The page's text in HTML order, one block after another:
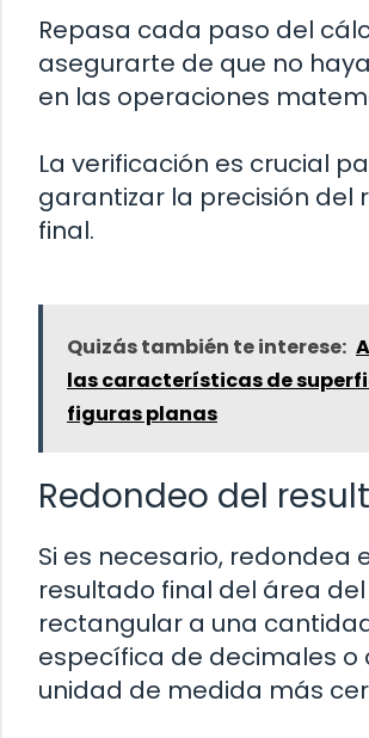
Repasa cada paso del
asegurarte de que no
en las operaciones
La verificación es crucial
garantizar la precisión del
final.
Quizás también te interese:
las características de
figuras planas
Redondeo del
Si es necesario, redondea
resultado final del área
rectangular a una
específica de decimales o
unidad de medida más